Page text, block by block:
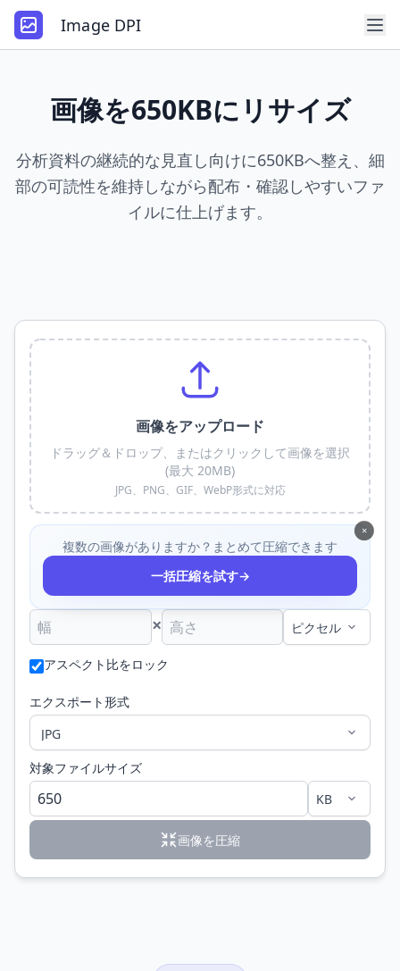
Image DPI
画像を650KBにリサイズ
分析資料の継続的な見直し向けに650KBへ整え、細
部の可読性を維持しながら配布・確認しやすいファ
イルに仕上げます。
画像をアップロード
ドラッグ＆ドロップ、またはクリックして画像を選択
(最大 20MB)
JPG、PNG、GIF、WebP形式に対応
×
複数の画像がありますか？まとめて圧縮できます
一括圧縮を試す→
×
アスペクト比をロック
エクスポート形式
対象ファイルサイズ
画像を圧縮